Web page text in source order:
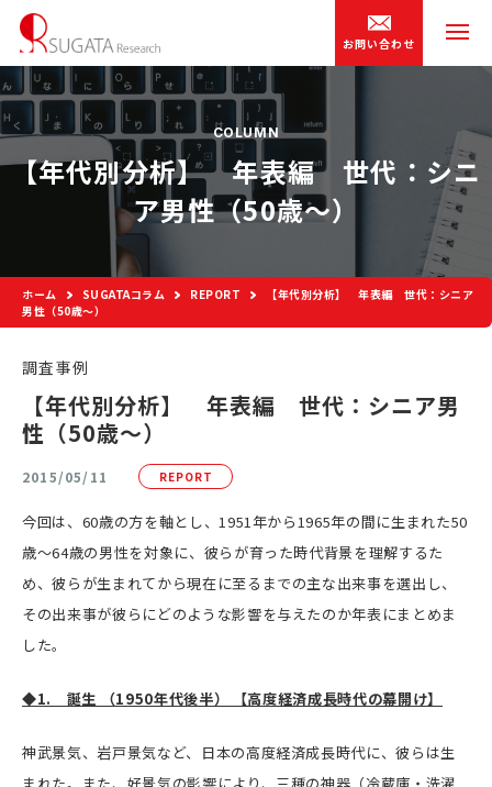
お問い合わせ
COLUMN
【年代別分析】 年表編 世代：シニ
ア男性（50歳～）
ホーム SUGATAコラム REPORT
【年代別分析】 年表編 世代：シニア
男性（50歳～）
調査事例
【年代別分析】 年表編 世代：シニア男
性（50歳～）
2015/05/11 REPORT
今回は、60歳の方を軸とし、1951年から1965年の間に生まれた50
歳～64歳の男性を対象に、彼らが育った時代背景を理解するた
め、彼らが生まれてから現在に至るまでの主な出来事を選出し、
その出来事が彼らにどのような影響を与えたのか年表にまとめま
した。
◆1. 誕生 （1950年代後半） 【高度経済成長時代の幕開け】
神武景気、岩戸景気など、日本の高度経済成長時代に、彼らは生